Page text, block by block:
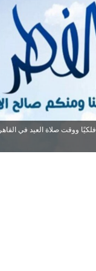
موعد عيد الفطر 2026 فلكيًا ووقت صلاة